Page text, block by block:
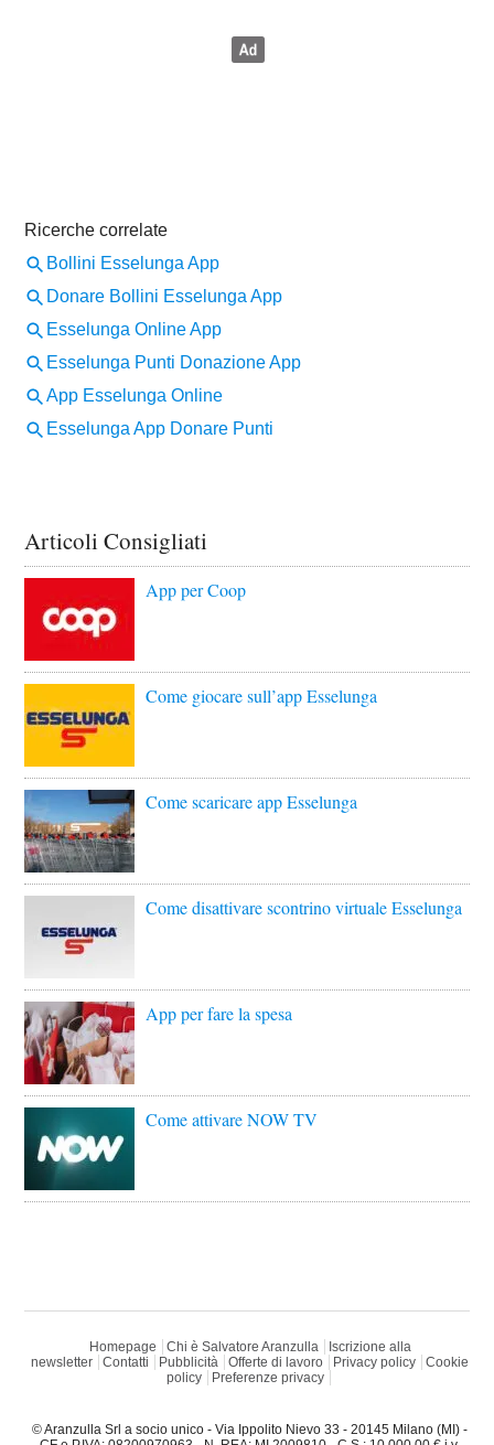
Articoli Consigliati
App per Coop
Come giocare sull’app Esselunga
Come scaricare app Esselunga
Come disattivare scontrino virtuale Esselunga
App per fare la spesa
Come attivare NOW TV
Homepage Chi è Salvatore Aranzulla
Iscrizione alla
newsletter
Contatti Pubblicità Offerte di lavoro Privacy policy
Cookie
policy
Preferenze privacy
© Aranzulla Srl a socio unico - Via Ippolito Nievo 33 - 20145 Milano (MI) -